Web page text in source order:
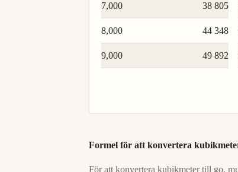
7,000 38 805
8,000 44 348
9,000 49 892
Formel för att konvertera
För att konvertera kubikmeter till go,